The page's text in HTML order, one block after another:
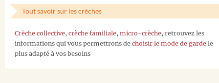
Tout savoir sur les crèches
Crèche collective, crèche familiale, micro-crèche, retrouvez les
informations qui vous permettrons de choisir le mode de garde le
plus adapté à vos besoins